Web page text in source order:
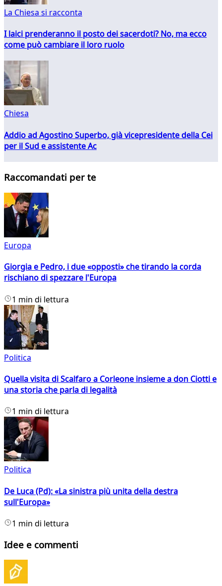
La Chiesa si racconta
I laici prenderanno il posto dei sacerdoti? No, ma ecco
come può cambiare il loro ruolo
Chiesa
Addio ad Agostino Superbo, già vicepresidente della Cei
per il Sud e assistente Ac
Raccomandati per te
Europa
Giorgia e Pedro, i due «opposti» che tirando la corda
rischiano di spezzare l'Europa
1 min di lettura
Politica
Quella visita di Scalfaro a Corleone insieme a don Ciotti e
una storia che parla di legalità
1 min di lettura
Politica
De Luca (Pd): «La sinistra più unita della destra
sull'Europa»
1 min di lettura
Idee e commenti